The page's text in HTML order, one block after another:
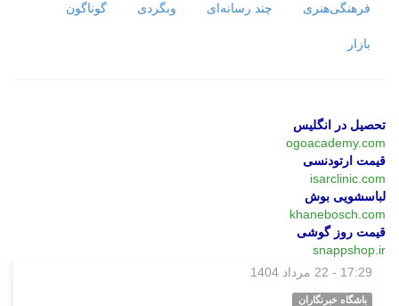
فرهنگی‌هنری چند رسانه‌ای وبگردی گوناگون
بازار
تحصیل در انگلیس
ogoacademy.com
قیمت ارتودنسی
isarclinic.com
لباسشویی بوش
khanebosch.com
قیمت روز گوشی
snappshop.ir
17:29 - 22 مرداد 1404
باشگاه خبرنگاران